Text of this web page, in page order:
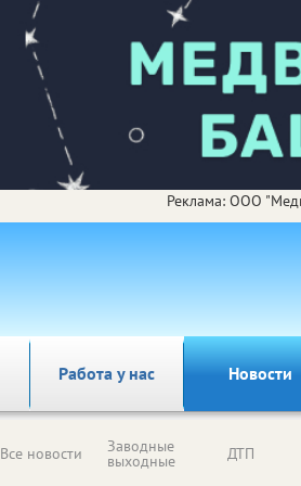
Реклама: ООО
Работа у нас Новости
Все новости Заводные
выходные ДТП